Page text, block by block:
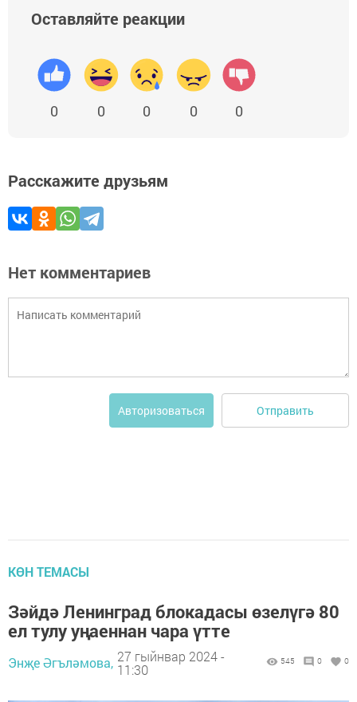
Оставляйте реакции
0 0 0 0 0
Расскажите друзьям
Нет комментариев
Авторизоваться Отправить
КӨН ТЕМАСЫ
Зәйдә Ленинград блокадасы өзелүгә 80
ел тулу уңаеннан чара үтте
Энҗе Әгъләмова, 27 гыйнвар 2024 -
11:30
545 0 0